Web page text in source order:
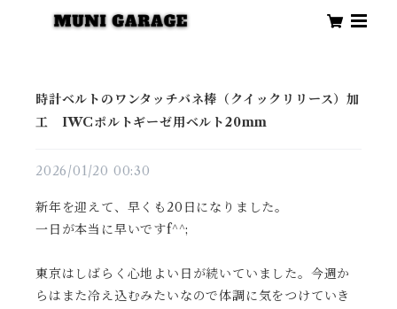
時計ベルトのワンタッチバネ棒（クイックリリース）加
工 IWCポルトギーゼ用ベルト20mm
2026/01/20 00:30
新年を迎えて、早くも20日になりました。
一日が本当に早いですf^^;
東京はしばらく心地よい日が続いていました。今週か
らはまた冷え込むみたいなので体調に気をつけていき